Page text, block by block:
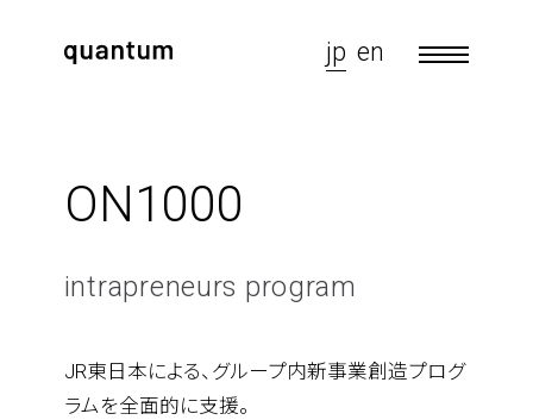
jp en
ON1000
intrapreneurs program
JR東日本による、グループ内新事業創造プログ
ラムを全面的に支援。